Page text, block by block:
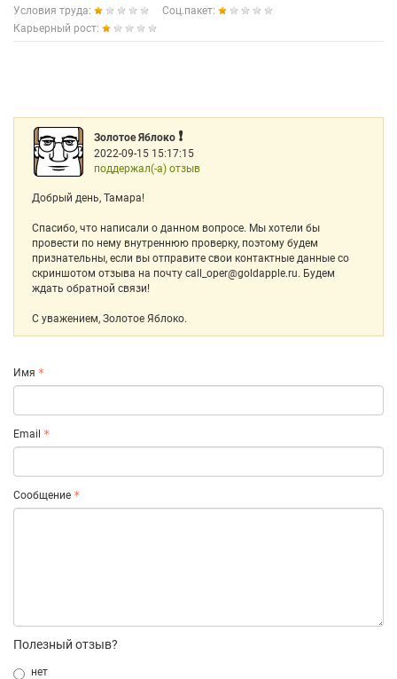
Условия труда:
Соц.пакет:
Карьерный рост:
Золотое Яблоко ❗️
2022-09-15 15:17:15
поддержал(-а) отзыв
Добрый день, Тамара!
Спасибо, что написали о данном вопросе. Мы хотели бы
провести по нему внутреннюю проверку, поэтому будем
признательны, если вы отправите свои контактные данные со
скриншотом отзыва на почту call_oper@goldapple.ru. Будем
ждать обратной связи!
С уважением, Золотое Яблоко.
Имя
Email
Сообщение
Полезный отзыв?
нет